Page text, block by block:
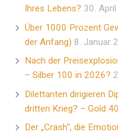
Ihres Lebens? 30.
Über 1000 Prozent
der Anfang) 8. Januar
Nach der
– Silber 100 in 2026?
Dilettanten dirigieren
dritten Krieg? – Gold
Der „Crash“, die